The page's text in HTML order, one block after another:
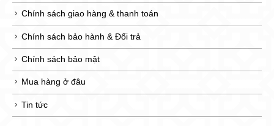
Chính sách giao hàng & thanh toán
Chính sách bảo hành & Đổi trả
Chính sách bảo mật
Mua hàng ở đâu
Tin tức